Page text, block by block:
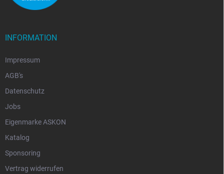
INFORMATION
Impressum
AGB's
Datenschutz
Jobs
Eigenmarke ASKON
Katalog
Sponsoring
Vertrag widerrufen